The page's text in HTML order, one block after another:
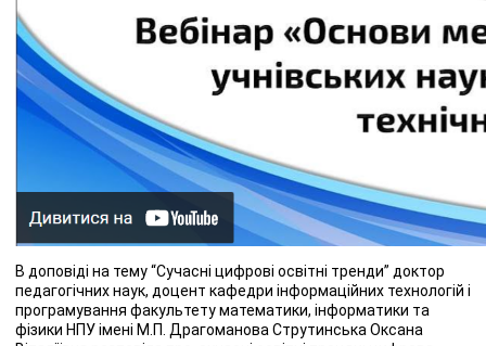
В доповіді на тему “Сучасні цифрові освітні тренди” доктор
педагогічних наук, доцент кафедри інформаційних технологій і
програмування факультету математики, інформатики та
фізики НПУ імені М.П. Драгоманова Струтинська Оксана